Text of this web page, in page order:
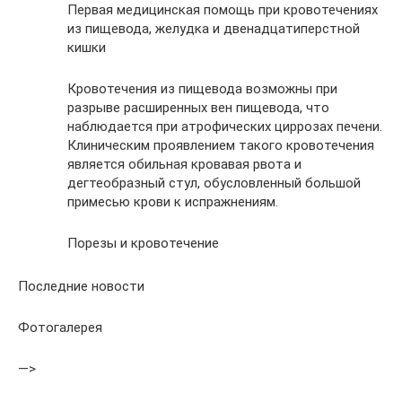
Первая медицинская помощь при кровотечениях
из пищевода, желудка и двенадцатиперстной
кишки
Кровотечения из пищевода возможны при
разрыве расширенных вен пищевода, что
наблюдается при атрофических циррозах печени.
Клиническим проявлением такого кровотечения
является обильная кровавая рвота и
дегтеобразный стул, обусловленный большой
примесью крови к испражнениям.
Порезы и кровотечение
Последние новости
Фотогалерея
—>